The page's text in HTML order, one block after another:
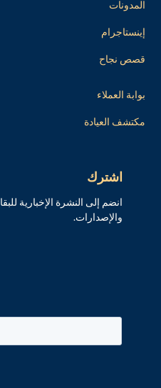
المدونات
إينستاجرام
قصص نجاح
بوابة العملاء
مكتشف العيادة
اشترك
انضم إلى النشرة الإخبارية
والإصدارات.